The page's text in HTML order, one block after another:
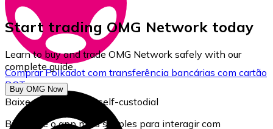
ComprarPolkadot com transferência bancárias com cartão
DOT
Start trading OMG Network today
Learn to buy and trade OMG Network safely with our
complete guide.
Buy OMG Now
Baixe nossa carteira self-custodial
Bitnovo é o app mais simples para interagir com